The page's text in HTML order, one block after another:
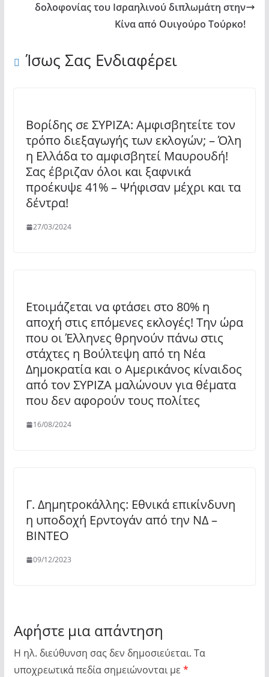
δολοφονίας του Ισραηλινού διπλωμάτη στην
Κίνα από Ουιγούρο Τούρκο!
Ίσως Σας Ενδιαφέρει
Βορίδης σε ΣΥΡΙΖΑ: Αμφισβητείτε τον
τρόπο διεξαγωγής των εκλογών; – Όλη
η Ελλάδα το αμφισβητεί Μαυρουδή!
Σας έβριζαν όλοι και ξαφνικά
προέκυψε 41% – Ψήφισαν μέχρι και τα
δέντρα!
27/03/2024
Ετοιμάζεται να φτάσει στο 80% η
αποχή στις επόμενες εκλογές! Την ώρα
που οι Έλληνες θρηνούν πάνω στις
στάχτες η Βούλτεψη από τη Νέα
Δημοκρατία και ο Αμερικάνος κίναιδος
από τον ΣΥΡΙΖΑ μαλώνουν για θέματα
που δεν αφορούν τους πολίτες
16/08/2024
Γ. Δημητροκάλλης: Εθνικά επικίνδυνη
η υποδοχή Ερντογάν από την ΝΔ –
ΒΙΝΤΕΟ
09/12/2023
Αφήστε μια απάντηση
Η ηλ. διεύθυνση σας δεν δημοσιεύεται. Τα
υποχρεωτικά πεδία σημειώνονται με *